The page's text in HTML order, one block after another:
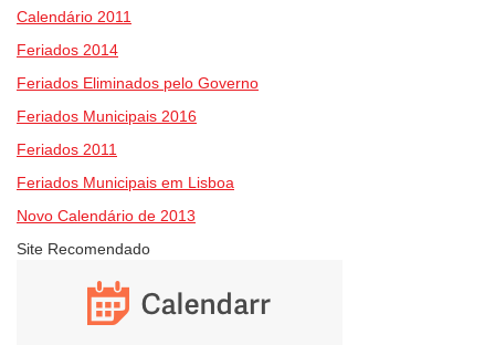
Calendário 2011
Feriados 2014
Feriados Eliminados pelo Governo
Feriados Municipais 2016
Feriados 2011
Feriados Municipais em Lisboa
Novo Calendário de 2013
Site Recomendado